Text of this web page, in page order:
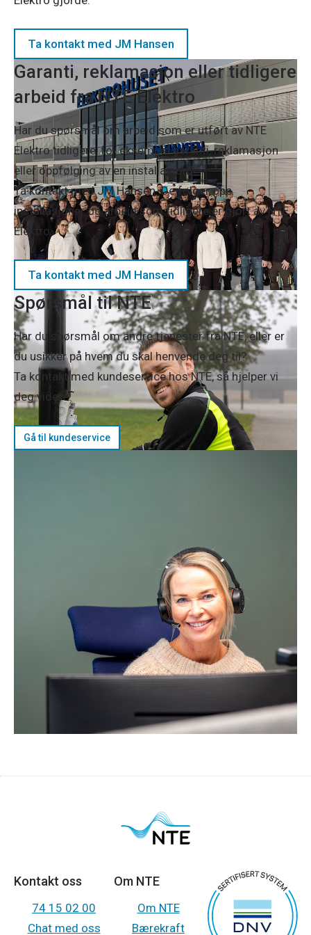
Ta kontakt med JM Hansen
Garanti, reklamasjon eller tidligere
arbeid fra NTE Elektro
Har du spørsmål om arbeid som er utført av NTE
Elektro tidligere, for eksempel garanti, reklamasjon
eller oppfølging av en installasjon?
Ta kontakt med JM Hansen. De følger opp
installasjoner og arbeid som tidligere er gjort av NTE
Elektro.
Ta kontakt med JM Hansen
Spørsmål til NTE
Har du spørsmål om andre tjenester fra NTE, eller er
du usikker på hvem du skal henvende deg til?
Ta kontakt med kundeservice hos NTE, så hjelper vi
deg videre.
Gå til kundeservice
Hva skjer med produkter kjøpt hos
NTE Elektro?
Kontakt oss
74 15 02 00
Chat med oss
Om NTE
Om NTE
Bærekraft